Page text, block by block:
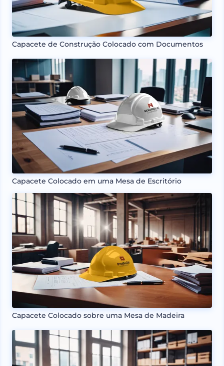
Capacete de Construção Colocado com Documentos
Capacete Colocado em uma Mesa de Escritório
Capacete Colocado sobre uma Mesa de Madeira